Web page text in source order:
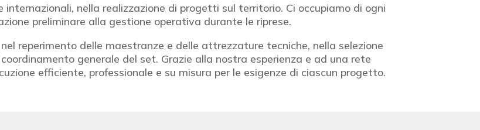
nella realizzazione di progetti sul territorio. Ci occupiamo di ogni
preliminare alla gestione operativa durante le riprese.
reperimento delle maestranze e delle attrezzature tecniche, nella selezione
generale del set. Grazie alla nostra esperienza e ad una rete
efficiente, professionale e su misura per le esigenze di ciascun progetto.